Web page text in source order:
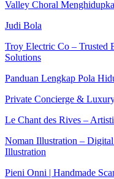
Valley Choral
Judi Bola
Troy Electric Co – Trusted
Solutions
Panduan Lengkap Pola
Private Concierge &
Le Chant des Rives –
Noman Illustration –
Illustration
Pieni Onni | Handmade